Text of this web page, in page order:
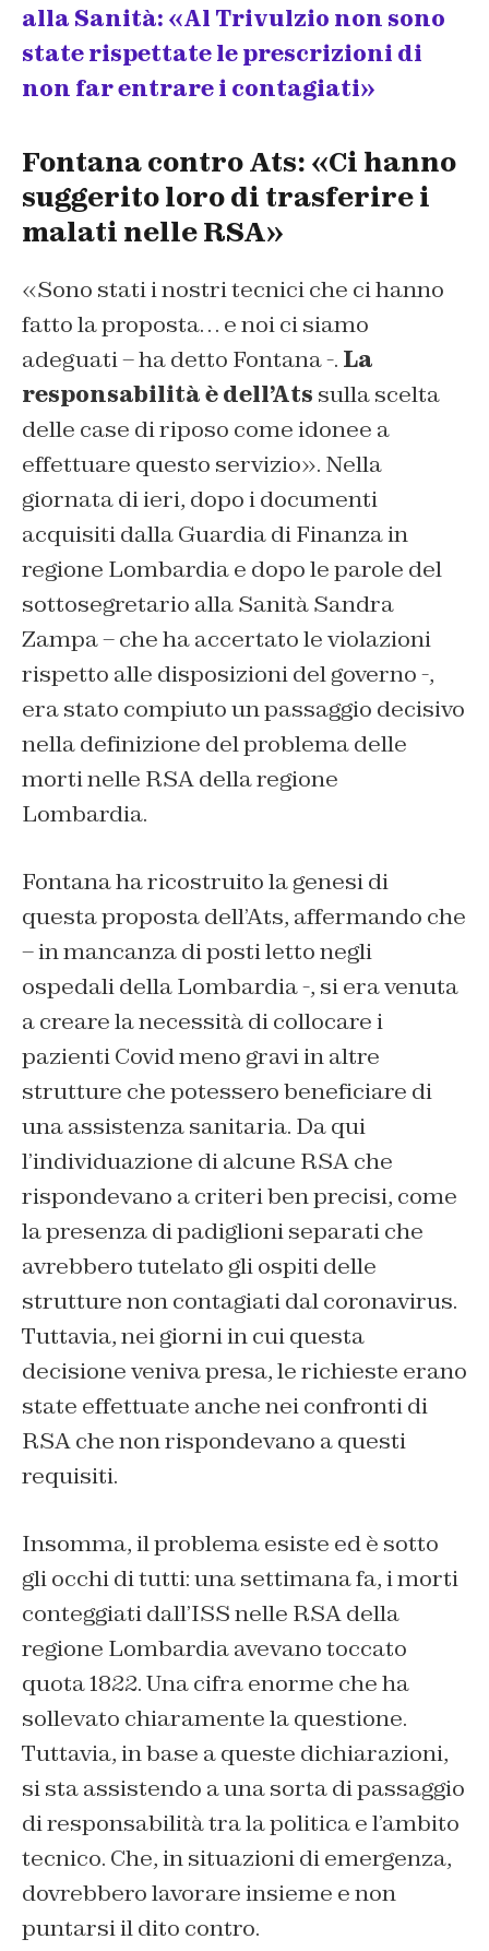
alla Sanità: «Al Trivulzio non sono
state rispettate le prescrizioni di
non far entrare i contagiati»
Fontana contro Ats: «Ci hanno
suggerito loro di trasferire i
malati nelle RSA»
«Sono stati i nostri tecnici che ci hanno
fatto la proposta… e noi ci siamo
adeguati – ha detto Fontana -. La
responsabilità è dell’Ats sulla scelta
delle case di riposo come idonee a
effettuare questo servizio». Nella
giornata di ieri, dopo i documenti
acquisiti dalla Guardia di Finanza in
regione Lombardia e dopo le parole del
sottosegretario alla Sanità Sandra
Zampa – che ha accertato le violazioni
rispetto alle disposizioni del governo -,
era stato compiuto un passaggio decisivo
nella definizione del problema delle
morti nelle RSA della regione
Lombardia.
Fontana ha ricostruito la genesi di
questa proposta dell’Ats, affermando che
– in mancanza di posti letto negli
ospedali della Lombardia -, si era venuta
a creare la necessità di collocare i
pazienti Covid meno gravi in altre
strutture che potessero beneficiare di
una assistenza sanitaria. Da qui
l’individuazione di alcune RSA che
rispondevano a criteri ben precisi, come
la presenza di padiglioni separati che
avrebbero tutelato gli ospiti delle
strutture non contagiati dal coronavirus.
Tuttavia, nei giorni in cui questa
decisione veniva presa, le richieste erano
state effettuate anche nei confronti di
RSA che non rispondevano a questi
requisiti.
Insomma, il problema esiste ed è sotto
gli occhi di tutti: una settimana fa, i morti
conteggiati dall’ISS nelle RSA della
regione Lombardia avevano toccato
quota 1822. Una cifra enorme che ha
sollevato chiaramente la questione.
Tuttavia, in base a queste dichiarazioni,
si sta assistendo a una sorta di passaggio
di responsabilità tra la politica e l’ambito
tecnico. Che, in situazioni di emergenza,
dovrebbero lavorare insieme e non
puntarsi il dito contro.